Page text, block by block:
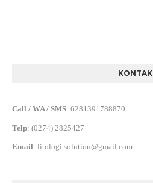
KONTAK
Call / WA / SMS: 6281391788870
Telp: (0274) 2825427
Email: litologi.solution@gmail.com